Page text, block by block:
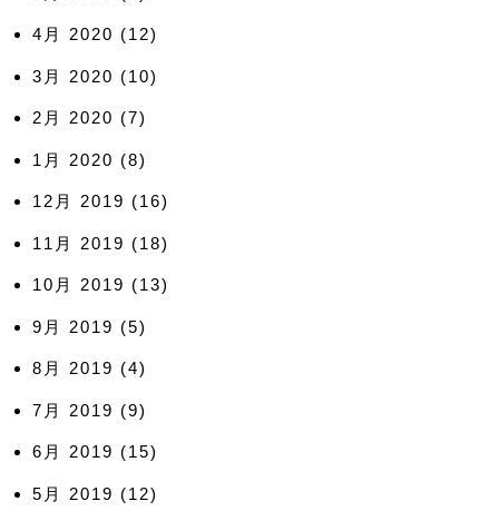
4月 2020 (12)
3月 2020 (10)
2月 2020 (7)
1月 2020 (8)
12月 2019 (16)
11月 2019 (18)
10月 2019 (13)
9月 2019 (5)
8月 2019 (4)
7月 2019 (9)
6月 2019 (15)
5月 2019 (12)